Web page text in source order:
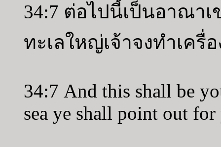
34:7 ต่อไปนี้เป็นอาณา
ทะเลใหญ่เจ้าจงทำเครื่
34:7 And this shall be
sea ye shall point out